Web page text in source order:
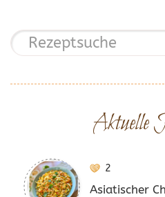
Aktuelle
2
Asiatischer